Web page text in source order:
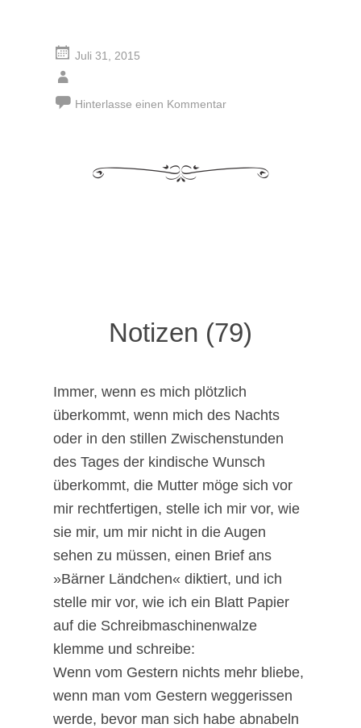
Juli 31, 2015
Hinterlasse einen Kommentar
Notizen (79)
Immer, wenn es mich plötzlich
überkommt, wenn mich des Nachts
oder in den stillen Zwischenstunden
des Tages der kindische Wunsch
überkommt, die Mutter möge sich vor
mir rechtfertigen, stelle ich mir vor, wie
sie mir, um mir nicht in die Augen
sehen zu müssen, einen Brief ans
»Bärner Ländchen« diktiert, und ich
stelle mir vor, wie ich ein Blatt Papier
auf die Schreibmaschinenwalze
klemme und schreibe:
Wenn vom Gestern nichts mehr bliebe,
wenn man vom Gestern weggerissen
werde, bevor man sich habe abnabeln